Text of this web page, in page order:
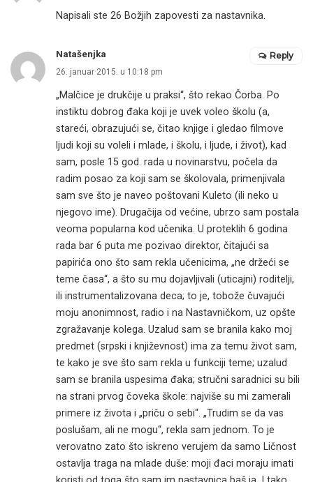
Napisali ste 26 Božjih zapovesti za nastavnika.
Natašenjka
26. januar 2015. u 10:18 pm
„Malčice je drukčije u praksi“, što rekao Čorba. Po
instiktu dobrog đaka koji je uvek voleo školu (a,
stareći, obrazujući se, čitao knjige i gledao filmove
ljudi koji su voleli i mlade, i školu, i ljude, i život), kad
sam, posle 15 god. rada u novinarstvu, počela da
radim posao za koji sam se školovala, primenjivala
sam sve što je naveo poštovani Kuleto (ili neko u
njegovo ime). Drugačija od većine, ubrzo sam postala
veoma popularna kod učenika. U proteklih 6 godina
rada bar 6 puta me pozivao direktor, čitajući sa
papirića ono što sam rekla učenicima, „ne držeći se
teme časa“, a što su mu dojavljivali (uticajni) roditelji,
ili instrumentalizovana deca; to je, tobože čuvajući
moju anonimnost, radio i na Nastavničkom, uz opšte
zgražavanje kolega. Uzalud sam se branila kako moj
predmet (srpski i književnost) ima za temu život sam,
te kako je sve što sam rekla u funkciji teme; uzalud
sam se branila uspesima đaka; stručni saradnici su bili
na strani prvog čoveka škole: najviše su mi zamerali
primere iz života i „priču o sebi“. „Trudim se da vas
poslušam, ali ne mogu“, rekla sam jednom. To je
verovatno zato što iskreno verujem da samo Ličnost
ostavlja traga na mlade duše: moji đaci moraju imati
Reply